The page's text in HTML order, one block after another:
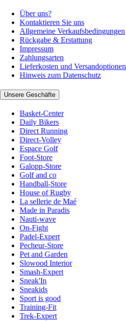
Über uns?
Kontaktieren Sie uns
Allgemeine Verkaufsbedingungen
Rückgabe & Erstattung
Impressum
Zahlungsarten
Lieferkosten und Versandoptionen
Hinweis zum Datenschutz
Unsere Geschäfte
Basket-Center
Daily Bikers
Direct Running
Direct-Volley
Espace Golf
Foot-Store
Galopp-Store
Golf and co
Handball-Store
House of Rugby
La sellerie de Maé
Made in Paradis
Nauti-wave
On-Fight
Padel-Expert
Pecheur-Store
Pet and Garden
Slowood Interior
Smash-Expert
Sneak'In
Sneakids
Sport is good
Training-Fit
Trek-Expert